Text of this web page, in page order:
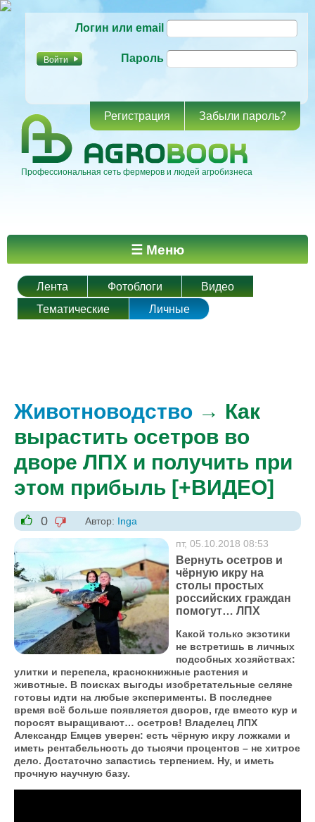
основному
Логин или email
Пароль
Регистрация Забыли пароль?
Профессиональная сеть фермеров и людей агробизнеса
Главное меню ☰ Меню
Лента Фотоблоги
Видео
Тематические
Личные
Животноводство → Как
вырастить осетров во
дворе ЛПХ и получить при
этом прибыль [+ВИДЕО]
+1
0
-1
Автор: Inga
пт, 05.10.2018 08:53
Вернуть осетров и
чёрную икру на
столы простых
российских граждан
помогут… ЛПХ
Какой только экзотики
не встретишь в личных
подсобных хозяйствах:
улитки и перепела, краснокнижные растения и
животные. В поисках выгоды изобретательные селяне
готовы идти на любые эксперименты. В последнее
время всё больше появляется дворов, где вместо кур и
поросят выращивают… осетров! Владелец ЛПХ
Александр Емцев уверен: есть чёрную икру ложками и
иметь рентабельность до тысячи процентов – не хитрое
дело. Достаточно запастись терпением. Ну, и иметь
прочную научную базу.